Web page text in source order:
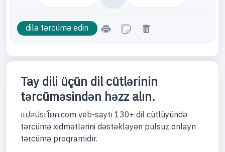
Tay dili üçün dil cütlərinin
tərcüməsindən həzz alın.
แปลประโยค.com veb-saytı 130+ dil cütlüyündə
tərcümə xidmətlərini dəstəkləyən pulsuz onlayn
tərcümə proqramıdır.